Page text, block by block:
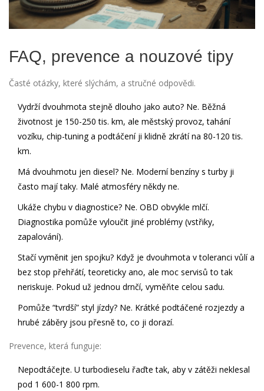
FAQ, prevence a nouzové tipy
Časté otázky, které slýchám, a stručné odpovědi.
Vydrží dvouhmota stejně dlouho jako auto? Ne. Běžná
životnost je 150-250 tis. km, ale městský provoz, tahání
vozíku, chip-tuning a podtáčení ji klidně zkrátí na 80-120 tis.
km.
Má dvouhmotu jen diesel? Ne. Moderní benzíny s turby ji
často mají taky. Malé atmosféry někdy ne.
Ukáže chybu v diagnostice? Ne. OBD obvykle mlčí.
Diagnostika pomůže vyloučit jiné problémy (vstřiky,
zapalování).
Stačí vyměnit jen spojku? Když je dvouhmota v toleranci vůlí a
bez stop přehřátí, teoreticky ano, ale moc servisů to tak
neriskuje. Pokud už jednou drnčí, vyměňte celou sadu.
Pomůže “tvrdší” styl jízdy? Ne. Krátké podtáčené rozjezdy a
hrubé záběry jsou přesně to, co ji dorazí.
Prevence, která funguje:
Nepodtáčejte. U turbodieselu řaďte tak, aby v zátěži neklesal
pod 1 600-1 800 rpm.